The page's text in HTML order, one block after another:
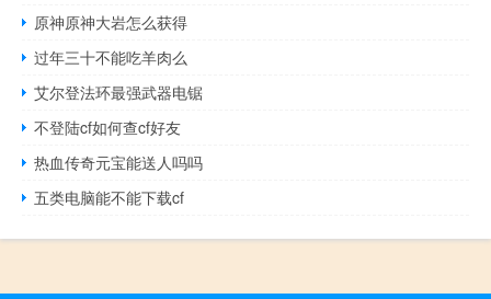
原神原神大岩怎么获得
过年三十不能吃羊肉么
艾尔登法环最强武器电锯
不登陆cf如何查cf好友
热血传奇元宝能送人吗吗
五类电脑能不能下载cf